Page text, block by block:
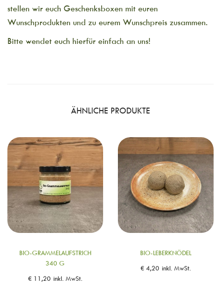
stellen wir euch Geschenksboxen mit euren
Wunschprodukten und zu eurem Wunschpreis zusammen.
Bitte wendet euch hierfür einfach an uns!
ÄHNLICHE PRODUKTE
BIO-GRAMMELAUFSTRICH
340 G
€11,20 inkl. MwSt.
BIO-LEBERKNÖDEL
€4,20 inkl. MwSt.